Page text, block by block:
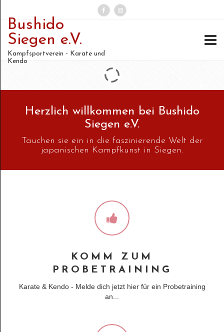
Suchen
nach:
Bushido
Siegen e.V.
Kampfsportverein - Karate und
Kendo
Herzlich willkommen bei Bushido
Siegen e.V.
Tauchen sie ein in die faszinierende Welt der
japanischen Kampfkunst in Siegen.
KOMM ZUM
PROBETRAINING
Karate & Kendo - Melde dich jetzt hier für ein Probetraining
an...